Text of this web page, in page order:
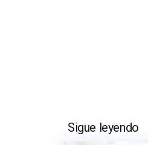
Sigue leyendo